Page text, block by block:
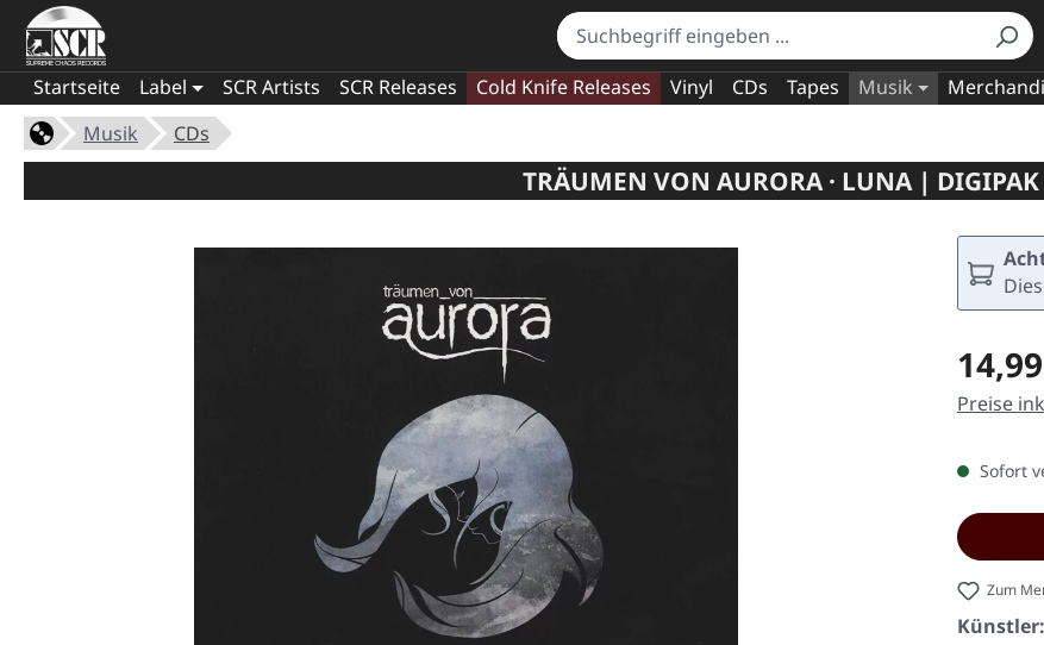
Startseite Label SCR Artists SCR Releases Cold Knife Releases Vinyl CDs Tapes Musik
Musik
CDs
TRÄUMEN VON AURORA · LUNA | DIGIPAK
Regulärer
Preise
Sofort
Zum
Künstler: